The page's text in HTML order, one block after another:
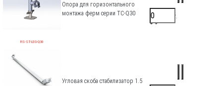
RS-ST-LEG-Q30
Опора для горизонтального
монтажа ферм серии TC-Q30
6000 ₽/шт.
0 ₽
Угловая скоба стабилизатор 1.5